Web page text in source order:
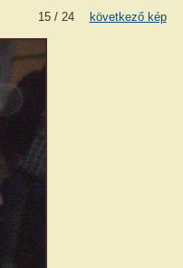
15 / 24 következő kép